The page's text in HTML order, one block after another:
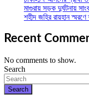
মাগুরায় সড়ক দুর্ঘটনায়
শহীদ জহির রায়হান স্মরণে
Recent
No comments to show.
Search
Search